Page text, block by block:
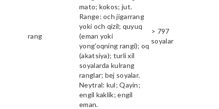
rang
mato; kokos; jut.
Range: och jigarrang
yoki och qizil; quyuq
(eman yoki
yong'oqning rangi); oq
(akatsiya); turli xil
soyalarda kulrang
ranglar; bej soyalar.
Neytral: kul; Qayin;
engil kaklik; engil
eman.
> 797
soyalar